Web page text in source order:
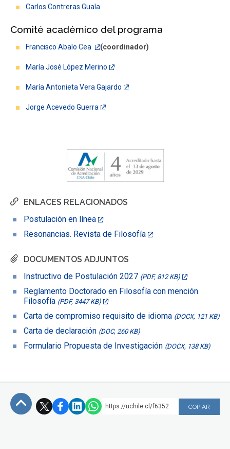
ENLACES RELACIONADOS
Postulación en línea
Resonancias. Revista de Filosofía
DOCUMENTOS ADJUNTOS
Instructivo de Postulación 2027 (PDF, 812 KB)
Reglamento Doctorado en Filosofía con mención
Filosofía (PDF, 3447 KB)
Carta de compromiso requisito de idioma (DOCX, 121 KB)
Carta de declaración (DOC, 260 KB)
Formulario Propuesta de Investigación (DOCX, 138 KB)
Carlos Contreras Guala
Comité académico del programa
Francisco Abalo Cea (coordinador)
María José López Merino
María Antonieta Vera Gajardo
Jorge Acevedo Guerra
https://uchile.cl/f6352 COPIAR